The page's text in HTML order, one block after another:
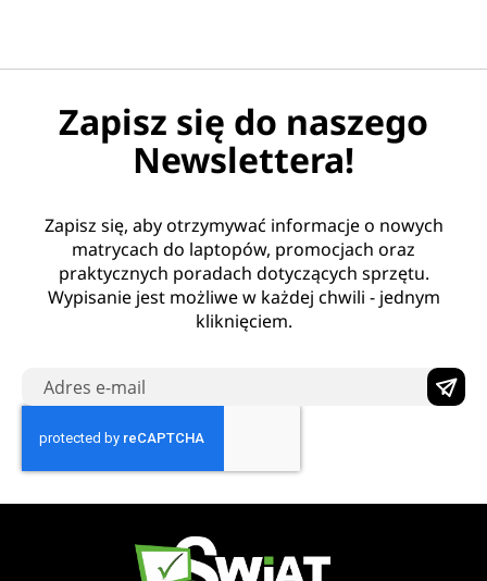
Zapisz się do naszego
Newslettera!
Zapisz się, aby otrzymywać informacje o nowych
matrycach do laptopów, promocjach oraz
praktycznych poradach dotyczących sprzętu.
Wypisanie jest możliwe w każdej chwili - jednym
kliknięciem.